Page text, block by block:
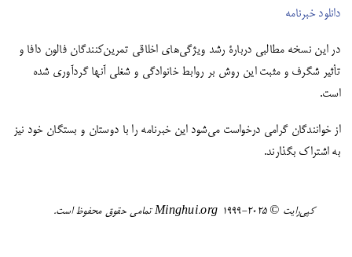
دانلود خبرنامه
در این نسخه مطالبی دربارۀ رشد ویژگی‌های اخلاقی تمرین‌کنندگان فالون دافا و
تأثیر شگرف و مثبت این روش بر روابط خانوادگی و شغلی آنها گردآوری شده
است.
از خوانندگان گرامی درخواست می‌شود این خبرنامه را با دوستان و بستگان خود نیز
به اشتراک بگذارند.
کپی‌رایت ©️ ٢٠٢٥-١٩٩٩ Minghui.org تمامی حقوق محفوظ است.